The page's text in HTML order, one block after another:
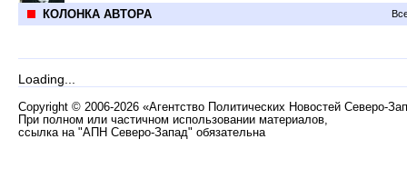
КОЛОНКА АВТОРА
Loading...
Copyright © 2006-2026 «Агентство Политических Новостей Северо-
При полном или частичном использовании материалов,
ссылка на "АПН Северо-Запад" обязательна